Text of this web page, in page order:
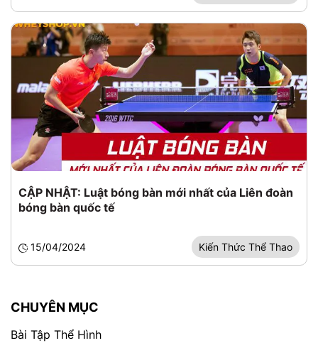
CẬP NHẬT: Luật bóng bàn mới nhất của Liên đoàn
bóng bàn quốc tế
15/04/2024 Kiến Thức Thể Thao
CHUYÊN MỤC
Bài Tập Thể Hình